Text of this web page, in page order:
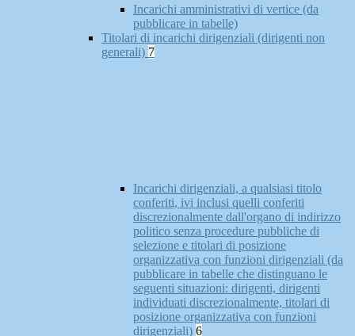
Incarichi amministrativi di vertice (da
pubblicare in tabelle)
Titolari di incarichi dirigenziali (dirigenti non
generali) 7
Incarichi dirigenziali, a qualsiasi titolo
conferiti, ivi inclusi quelli conferiti
discrezionalmente dall'organo di indirizzo
politico senza procedure pubbliche di
selezione e titolari di posizione
organizzativa con funzioni dirigenziali (da
pubblicare in tabelle che distinguano le
seguenti situazioni: dirigenti, dirigenti
individuati discrezionalmente, titolari di
posizione organizzativa con funzioni
dirigenziali) 6